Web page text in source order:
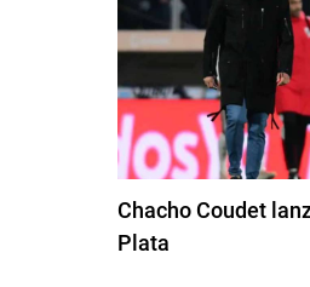
Chacho Coudet
Plata